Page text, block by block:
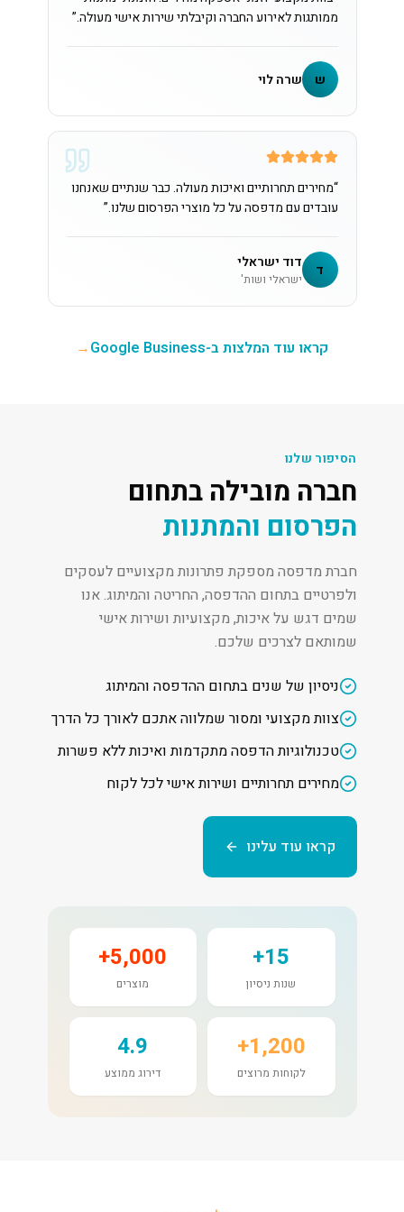
ממותגות לאירוע החברה וקיבלתי שירות אישי מעולה.”
ש שרה לוי
“מחירים תחרותיים ואיכות מעולה. כבר שנתיים שאנחנו
עובדים עם מדפסה על כל מוצרי הפרסום שלנו.”
ד דוד ישראלי
ישראלי ושות'
קראו עוד המלצות ב-Google Business →
הסיפור שלנו
חברה מובילה בתחום
הפרסום והמתנות
חברת מדפסה מספקת פתרונות מקצועיים לעסקים
ולפרטיים בתחום ההדפסה, החריטה והמיתוג. אנו
שמים דגש על איכות, מקצועיות ושירות אישי
שמותאם לצרכים שלכם.
ניסיון של שנים בתחום ההדפסה והמיתוג
צוות מקצועי ומסור שמלווה אתכם לאורך כל הדרך
טכנולוגיות הדפסה מתקדמות ואיכות ללא פשרות
מחירים תחרותיים ושירות אישי לכל לקוח
קראו עוד עלינו
15+
שנות ניסיון
5,000+
מוצרים
1,200+
לקוחות מרוצים
4.9
דירוג ממוצע